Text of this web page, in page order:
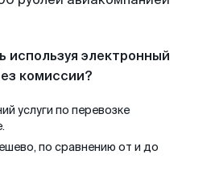
используя электронный
комиссии?
услуги по перевозке
по сравнению от и до